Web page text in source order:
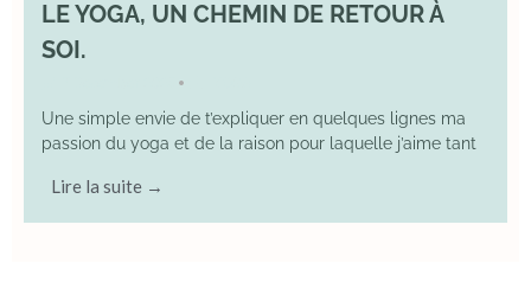
LE YOGA, UN CHEMIN DE RETOUR À
SOI.
•
Une simple envie de t’expliquer en quelques lignes ma
passion du yoga et de la raison pour laquelle j’aime tant
Lire la suite →